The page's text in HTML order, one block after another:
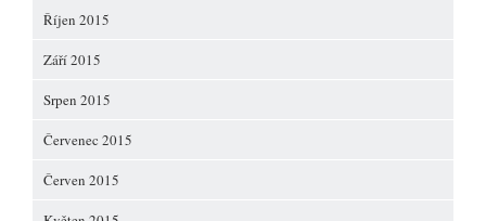
Říjen 2015
Září 2015
Srpen 2015
Červenec 2015
Červen 2015